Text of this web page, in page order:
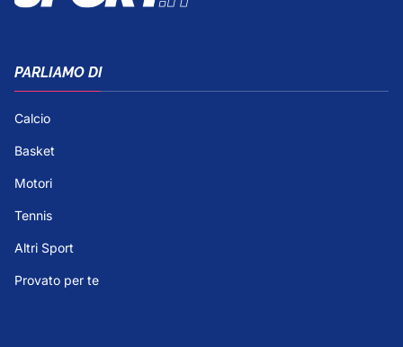
PARLIAMO DI
Calcio
Basket
Motori
Tennis
Altri Sport
Provato per te